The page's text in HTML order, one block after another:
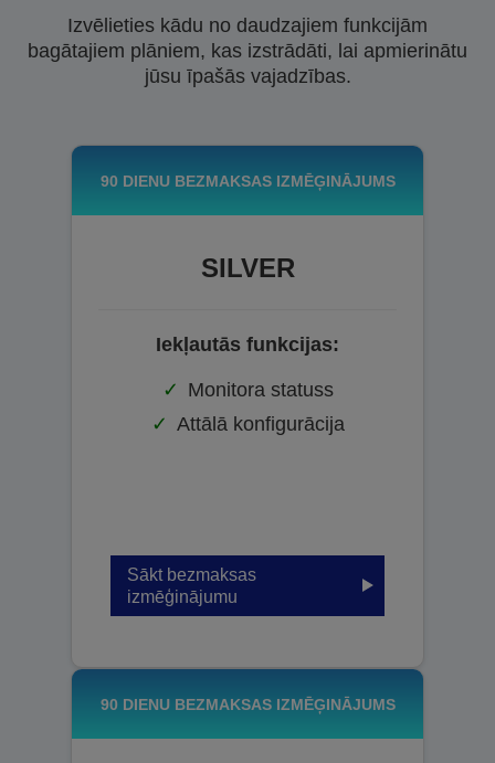
Izvēlieties kādu no daudzajiem funkcijām
bagātajiem plāniem, kas izstrādāti, lai apmierinātu
jūsu īpašās vajadzības.
90 DIENU BEZMAKSAS IZMĒĢINĀJUMS
SILVER
Iekļautās funkcijas:
Monitora statuss
Attālā konfigurācija
Sākt bezmaksas
izmēģinājumu
90 DIENU BEZMAKSAS IZMĒĢINĀJUMS